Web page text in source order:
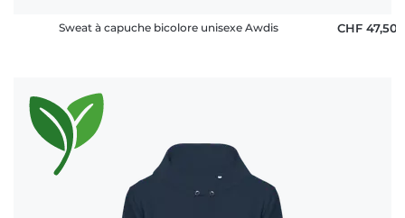
Sweat à capuche bicolore unisexe Awdis CHF 47,50